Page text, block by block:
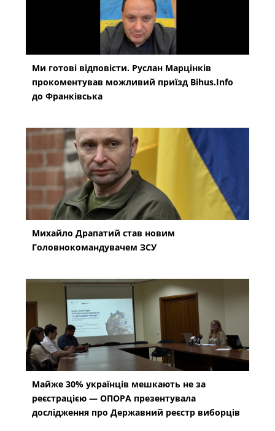
Ми готові відповісти. Руслан Марцінків
прокоментував можливий приїзд Bihus.Info
до Франківська
Михайло Драпатий став новим
Головнокомандувачем ЗСУ
Майже 30% українців мешкають не за
реєстрацією — ОПОРА презентувала
дослідження про Державний реєстр виборців